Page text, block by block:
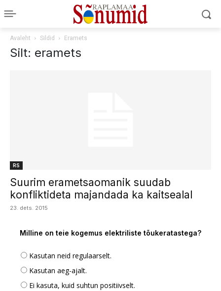
Avaleht Sildid Eramets
Silt: eramets
RS
Suurim erametsaomanik suudab
konfliktideta majandada ka kaitsealal
23. dets. 2015
Milline on teie kogemus elektriliste tõukeratastega?
Kasutan neid regulaarselt.
Kasutan aeg-ajalt.
Ei kasuta, kuid suhtun positiivselt.